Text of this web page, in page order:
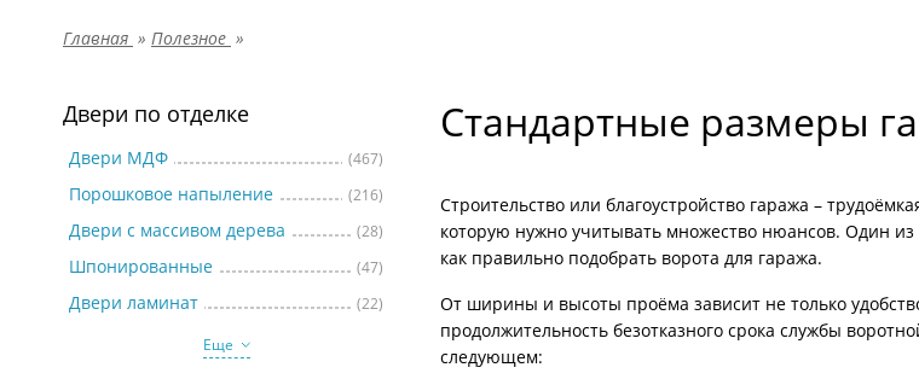
Двери по отделке
Двери по назначению
Двери по особенностям
Двери с массивом дерева
Шпонированные
Двери ламинат
Белые
Серые
Двери оптом
Гарантия и возврат
Главная » Полезное »
Двери по отделке
Двери МДФ (467)
Порошковое напыление (216)
Двери с массивом дерева (28)
Шпонированные (47)
Двери ламинат
(22)
Еще
Стандартные размеры
Строительство или благоустройство гаража –
которую нужно учитывать множество нюансов. Один из
как правильно подобрать ворота для гаража.
От ширины и высоты проёма зависит не только
продолжительность безотказного срока службы
следующем: